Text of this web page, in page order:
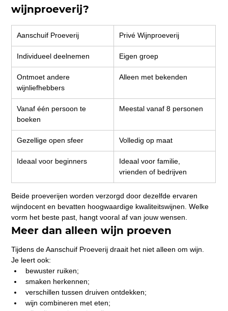
wijnproeverij?
Aanschuif Proeverij Privé Wijnproeverij
Individueel deelnemen Eigen groep
Ontmoet andere
wijnliefhebbers
Alleen met bekenden
Vanaf één persoon te
boeken
Meestal vanaf 8 personen
Gezellige open sfeer Volledig op maat
Ideaal voor beginners
Ideaal voor familie,
vrienden of bedrijven
Beide proeverijen worden verzorgd door dezelfde ervaren
wijndocent en bevatten hoogwaardige kwaliteitswijnen. Welke
vorm het beste past, hangt vooral af van jouw wensen.
Meer dan alleen wijn proeven
Tijdens de Aanschuif Proeverij draait het niet alleen om wijn.
Je leert ook:
bewuster ruiken;
smaken herkennen;
verschillen tussen druiven ontdekken;
wijn combineren met eten;